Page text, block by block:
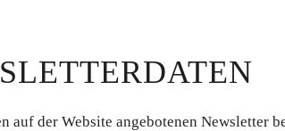
auf der Website angebotenen Newsletter